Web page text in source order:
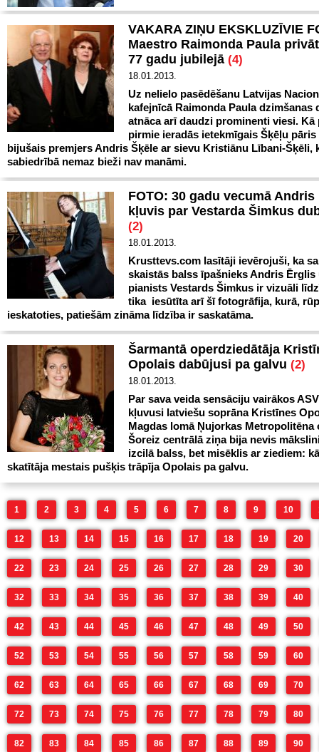
VAKARA ZIŅU EKSKLUZĪVIE
Maestro Raimonda Paula
77 gadu jubilejā (4)
18.01.2013.
Uz nelielo pasēdēšanu Latvijas
kafejnīcā Raimonda Paula dzimšanas
atnāca arī daudzi prominenti viesi. Kā
pirmie ieradās ietekmīgais Šķēļu
bijušais premjers Andris Šķēle ar sievu Kristiānu Lībani-Šķēli,
sabiedrībā nemaz bieži nav manāmi.
FOTO: 30 gadu vecumā
kļuvis par Vestarda Šimkus
(2)
18.01.2013.
Krusttevs.com lasītāji ievērojuši, ka
skaistās balss īpašnieks Andris Ērglis
pianists Vestards Šimkus ir vizuāli
tika iesūtīta arī šī fotogrāfija, kurā,
ieskatoties, patiešām zināma līdzība ir saskatāma.
Šarmantā operdziedātāja
Opolais dabūjusi pa galvu (2)
18.01.2013.
Par sava veida sensāciju vairākos
kļuvusi latviešu soprāna Kristīnes
Magdas lomā Ņujorkas Metropolitēna
Šoreiz centrālā ziņa bija nevis
izcilā balss, bet misēklis ar ziediem:
skatītāja mestais pušķis trāpīja Opolais pa galvu.
1 2 3 4 5 6 7 8 9 10
12 13 14 15 16 17 18 19 20
22 23 24 25 26 27 28 29 30
32 33 34 35 36 37 38 39 40
42 43 44 45 46 47 48 49 50
52 53 54 55 56 57 58 59 60
62 63 64 65 66 67 68 69 70
72 73 74 75 76 77 78 79 80
82 83 84 85 86 87 88 89 90